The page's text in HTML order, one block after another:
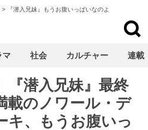
> 『潜入兄妹』もうお腹いっぱいなのよ
『潜入兄妹』最終
のノワール・デ
キ、もうお腹いっ
マ 社会 カルチャー 連載